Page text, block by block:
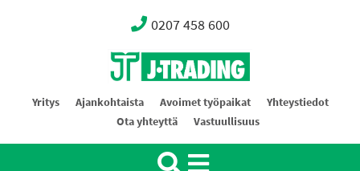
0207 458 600
Oy J-Trading Ab
Yritys Ajankohtaista Avoimet työpaikat
Yhteystiedot
Ota yhteyttä
Vastuullisuus